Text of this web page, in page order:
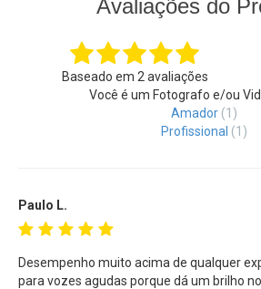
Avaliações do
Baseado em 2 avaliações
Você é um Fotografo e/ou
Amador (1)
Profissional (1)
Paulo L.
Desempenho muito acima de qualquer
para vozes agudas porque dá um brilho